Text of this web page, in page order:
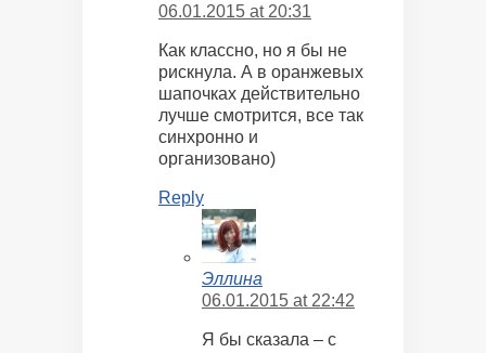
06.01.2015 at 20:31
Как классно, но я бы не
рискнула. А в оранжевых
шапочках действительно
лучше смотрится, все так
синхронно и
организовано)
Reply
Эллина
06.01.2015 at 22:42
Я бы сказала – с